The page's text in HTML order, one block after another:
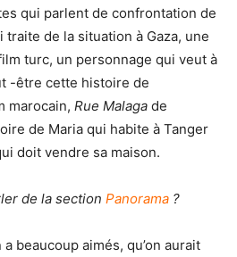
qui parlent de confrontation de
de la situation à Gaza, une
turc, un personnage qui veut à
-être cette histoire de
marocain, Rue Malaga de
de Maria qui habite à Tanger
doit vendre sa maison.
de la section Panorama ?
beaucoup aimés, qu’on aurait